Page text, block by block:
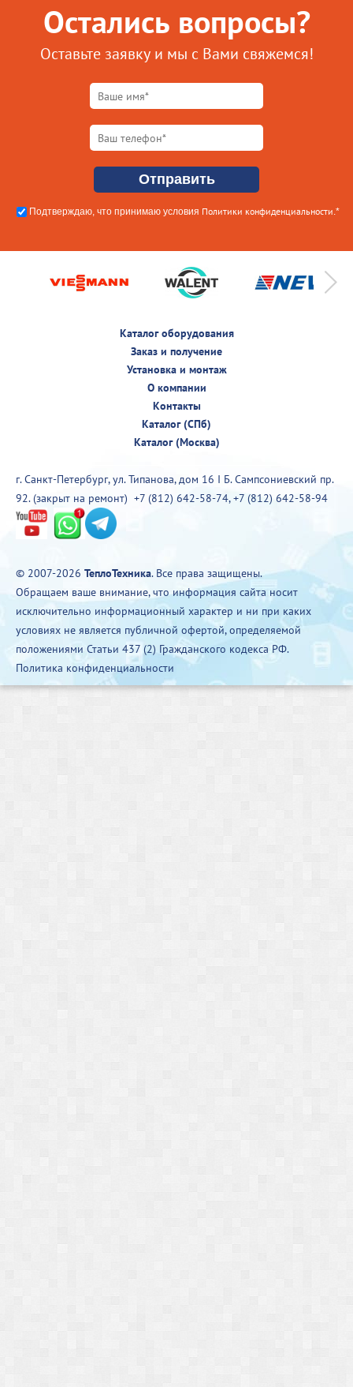
Остались вопросы?
Оставьте заявку и мы с Вами свяжемся!
Подтверждаю, что принимаю условия Политики конфиденциальности .*
Каталог оборудования
Заказ и получение
Установка и монтаж
О компании
Контакты
Каталог (СПб)
Каталог (Москва)
г. Санкт-Петербург, ул. Типанова, дом 16 I Б. Сампсониевский пр.
92. (закрыт на ремонт) +7 (812) 642-58-74,+7 (812) 642-58-94
© 2007-2026 ТеплоТехника. Все права защищены.
Обращаем ваше внимание, что информация сайта носит
исключительно информационный характер и ни при каких
условиях не является публичной офертой, определяемой
положениями Статьи 437 (2) Гражданского кодекса РФ.
Политика конфиденциальности